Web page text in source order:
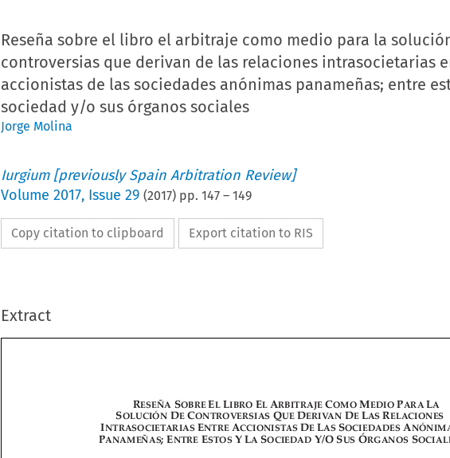
Reseña sobre el libro el arbitraje como medio para la
controversias que derivan de las relaciones intrasocietarias
accionistas de las sociedades anónimas panameñas; entre
sociedad y/o sus órganos sociales
Jorge Molina
Iurgium [previously Spain Arbitration Review]
Volume 2017, Issue 29 (2017) pp. 147– 149
Copy citation to clipboard Export citation to RIS
Extract
               
            
          
             
                
            
          
             
               
       
      
          